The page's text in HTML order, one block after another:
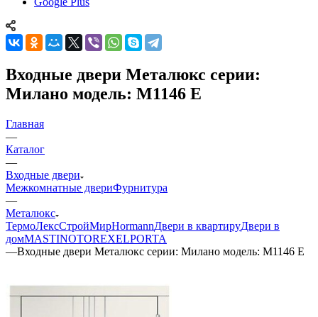
Входные двери Металюкс серии:
Милано модель: М1146 Е
Главная
—
Каталог
—
Входные двери
Межкомнатные двериФурнитура
—
Металюкс
ТермоЛексСтройМирHormannДвери в квартируДвери в
домMASTINOTOREXELPORTA
—Входные двери Металюкс серии: Милано модель: М1146 Е